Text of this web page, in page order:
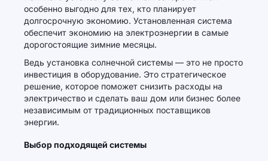
особенно выгодно для тех, кто планирует
долгосрочную экономию. Установленная система
обеспечит экономию на электроэнергии в самые
дорогостоящие зимние месяцы.
Ведь установка солнечной системы — это не просто
инвестиция в оборудование. Это стратегическое
решение, которое поможет снизить расходы на
электричество и сделать ваш дом или бизнес более
независимым от традиционных поставщиков
энергии.
Выбор подходящей системы